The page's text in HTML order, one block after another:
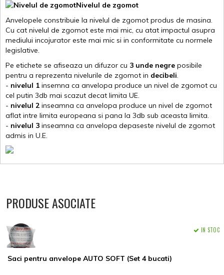
Nivelul de zgomot
Anvelopele constribuie la nivelul de zgomot produs de masina.
Cu cat nivelul de zgomot este mai mic, cu atat impactul asupra
mediului incojurator este mai mic si in conformitate cu normele
legislative.
Pe etichete se afiseaza un difuzor cu 3 unde negre posibile
pentru a reprezenta nivelurile de zgomot in decibeli.
- nivelul 1 insemna ca anvelopa produce un nivel de zgomot cu
cel putin 3db mai scazut decat limita UE.
- nivelul 2 inseamna ca anvelopa produce un nivel de zgomot
aflat intre limita europeana si pana la 3db sub aceasta limita.
- nivelul 3 inseamna ca anvelopa depaseste nivelul de zgomot
admis in U.E.
PRODUSE ASOCIATE
Saci pentru anvelope AUTO SOFT (Set 4 bucati)
IN STOC